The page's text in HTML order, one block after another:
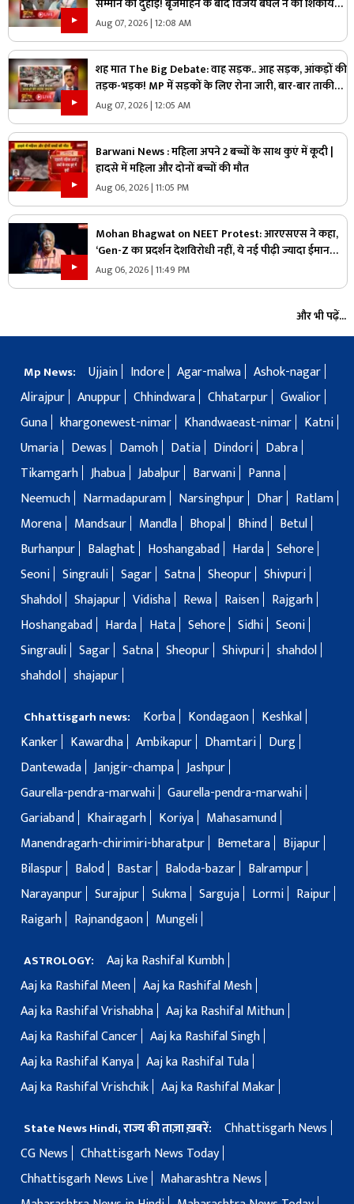
जानिए राज्य का मामला आखिर संसद तक क्यों पहुंचा?
Aug 07, 2026 | 12:08 AM
शह मात The Big Debate: वाह सड़क.. आह सड़क, आंकड़ों की
तड़क-भड़क! MP में सड़कों के लिए रोना जारी, बार-बार ताकीद
के बाद भी क्यों नहीं सुधरे हालात
Aug 07, 2026 | 12:05 AM
Barwani News : महिला अपने 2 बच्चों के साथ कुएं में कूदी |
हादसे में महिला और दोनों बच्चों की मौत
Aug 06, 2026 | 11:05 PM
Mohan Bhagwat on NEET Protest: आरएसएस ने कहा,
‘Gen-Z का प्रदर्शन देशविरोधी नहीं, ये नई पीढ़ी ज्यादा ईमानदार
है’.. पढ़ें मोहन भागवत NEET प्रोटेस्ट पर और क्या कहा
Aug 06, 2026 | 11:49 PM
और भी पढ़ें...
Mp News: Ujjain Indore Agar-malwa Ashok-nagar
Alirajpur Anuppur Chhindwara Chhatarpur Gwalior
Guna khargonewest-nimar Khandwaeast-nimar
Katni
Umaria
Dewas Damoh Datia Dindori
Dabra
Tikamgarh Jhabua Jabalpur Barwani
Panna
Neemuch
Narmadapuram Narsinghpur Dhar
Ratlam
Morena
Mandsaur Mandla Bhopal Bhind
Betul
Burhanpur
Balaghat Hoshangabad Harda Sehore
Seoni Singrauli Sagar Satna Sheopur Shivpuri
Shahdol Shajapur Vidisha Rewa Raisen
Rajgarh
Hoshangabad
Harda Hata Sehore Sidhi Seoni
Singrauli Sagar Satna Sheopur Shivpuri shahdol
shahdol shajapur
Chhattisgarh news: Korba Kondagaon
Keshkal
Kanker
Kawardha Ambikapur Dhamtari
Durg
Dantewada Janjgir-champa Jashpur
Gaurella-pendra-marwahi Gaurella-pendra-marwahi
Gariaband
Khairagarh Koriya
Mahasamund
Manendragarh-chirimiri-bharatpur
Bemetara
Bijapur
Bilaspur
Balod Bastar Baloda-bazar
Balrampur
Narayanpur Surajpur Sukma Sarguja Lormi
Raipur
Raigarh
Rajnandgaon Mungeli
ASTROLOGY:
Aaj ka Rashifal Kumbh
Aaj ka Rashifal Meen Aaj ka Rashifal Mesh
Aaj ka Rashifal Vrishabha Aaj ka Rashifal Mithun
Aaj ka Rashifal Cancer Aaj ka Rashifal Singh
Aaj ka Rashifal Kanya Aaj ka Rashifal Tula
Aaj ka Rashifal Vrishchik Aaj ka Rashifal Makar
State News Hindi, राज्य की ताज़ा ख़बरें:
Chhattisgarh News
CG News
Chhattisgarh News Today
Chhattisgarh News Live
Maharashtra News